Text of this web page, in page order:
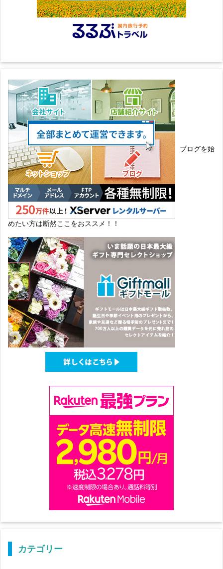
ブログを始
めたい方は断然ここをおススメ！！
カテゴリー